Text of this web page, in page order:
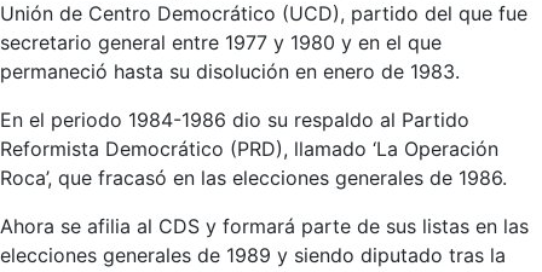
Unión de Centro Democrático (UCD), partido del que fue
secretario general entre 1977 y 1980 y en el que
permaneció hasta su disolución en enero de 1983.
En el periodo 1984-1986 dio su respaldo al Partido
Reformista Democrático (PRD), llamado ‘La Operación
Roca’, que fracasó en las elecciones generales de 1986.
Ahora se afilia al CDS y formará parte de sus listas en las
elecciones generales de 1989 y siendo diputado tras la